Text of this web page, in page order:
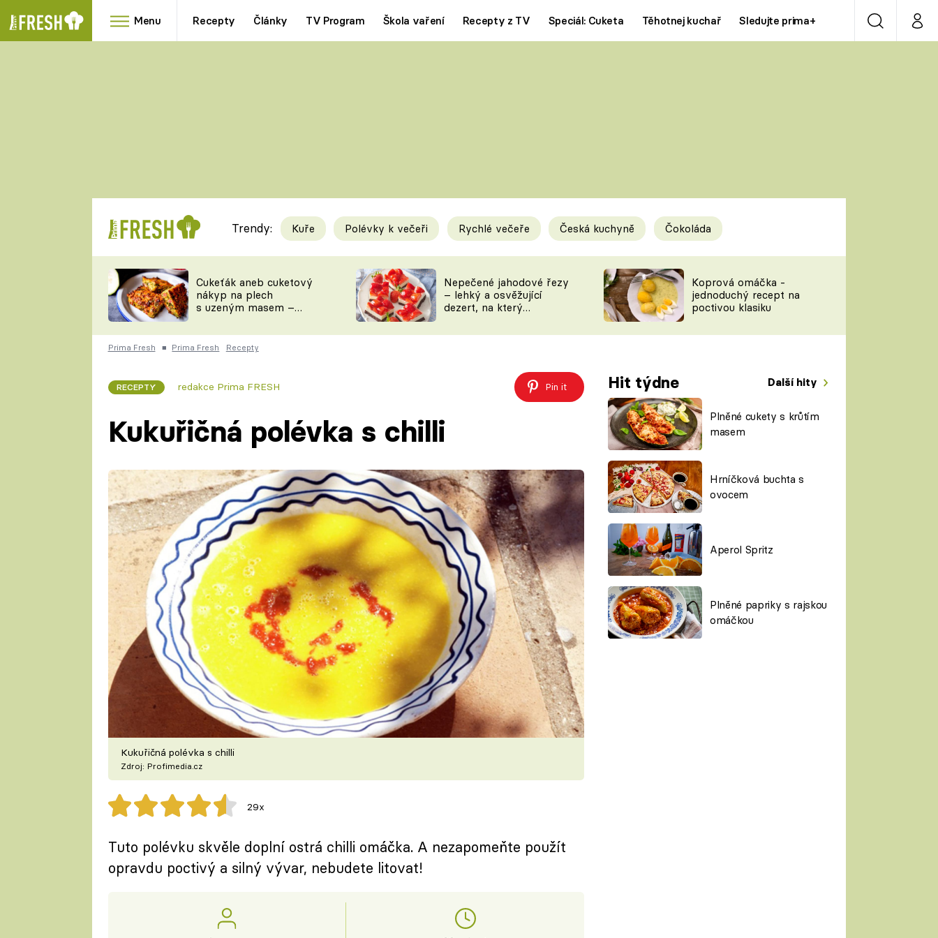
Menu Recepty Články TV Program Škola vaření Recepty z TV Speciál: Cuketa Těhotnej kuchař Sledujte prima+ VyhledáváníMůj
RYCHLOVKY
Videorecepty
TEĎ VAŘÍ ŠÉF!
ČESKO NA TALÍŘI
KUCHAŘKA
Tipy a triky
KAM ZA JÍDLEM
VYCHYTÁVKY
Novinky
ŠÉFREDAKTORKY
ČASOPIS
Prima LAJK
Sledujte nás
Trendy: Kuře Polévky k večeři Rychlé večeře Česká kuchyně Čokoláda
Cukeťák aneb cuketový
nákyp na plech
s uzeným masem –
zpracovat přerostlé
cukety
Nepečené jahodové řezy
– lehký a osvěžující
dezert, na který
Koprová omáčka -
jednoduchý recept na
poctivou klasiku
Prima Fresh ■ Prima Fresh Recepty
RECEPTY redakce Prima FRESH Pin it Hit týdne Další hity
Plněné cukety s krůtím
masem
Hrníčková buchta s
ovocem
Aperol Spritz
Plněné papriky s rajskou
omáčkou
Kukuřičná polévka s chilli
Kukuřičná polévka s chilli
Zdroj: Profimedia.cz
29x
Tuto polévku skvěle doplní ostrá chilli omáčka. A nezapomeňte použít
opravdu poctivý a silný vývar, nebudete litovat!